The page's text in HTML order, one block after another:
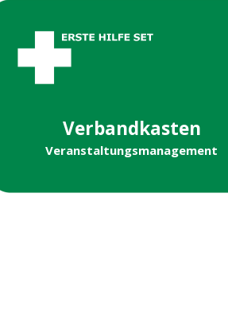
Verbandkasten
Veranstaltungsmanagement